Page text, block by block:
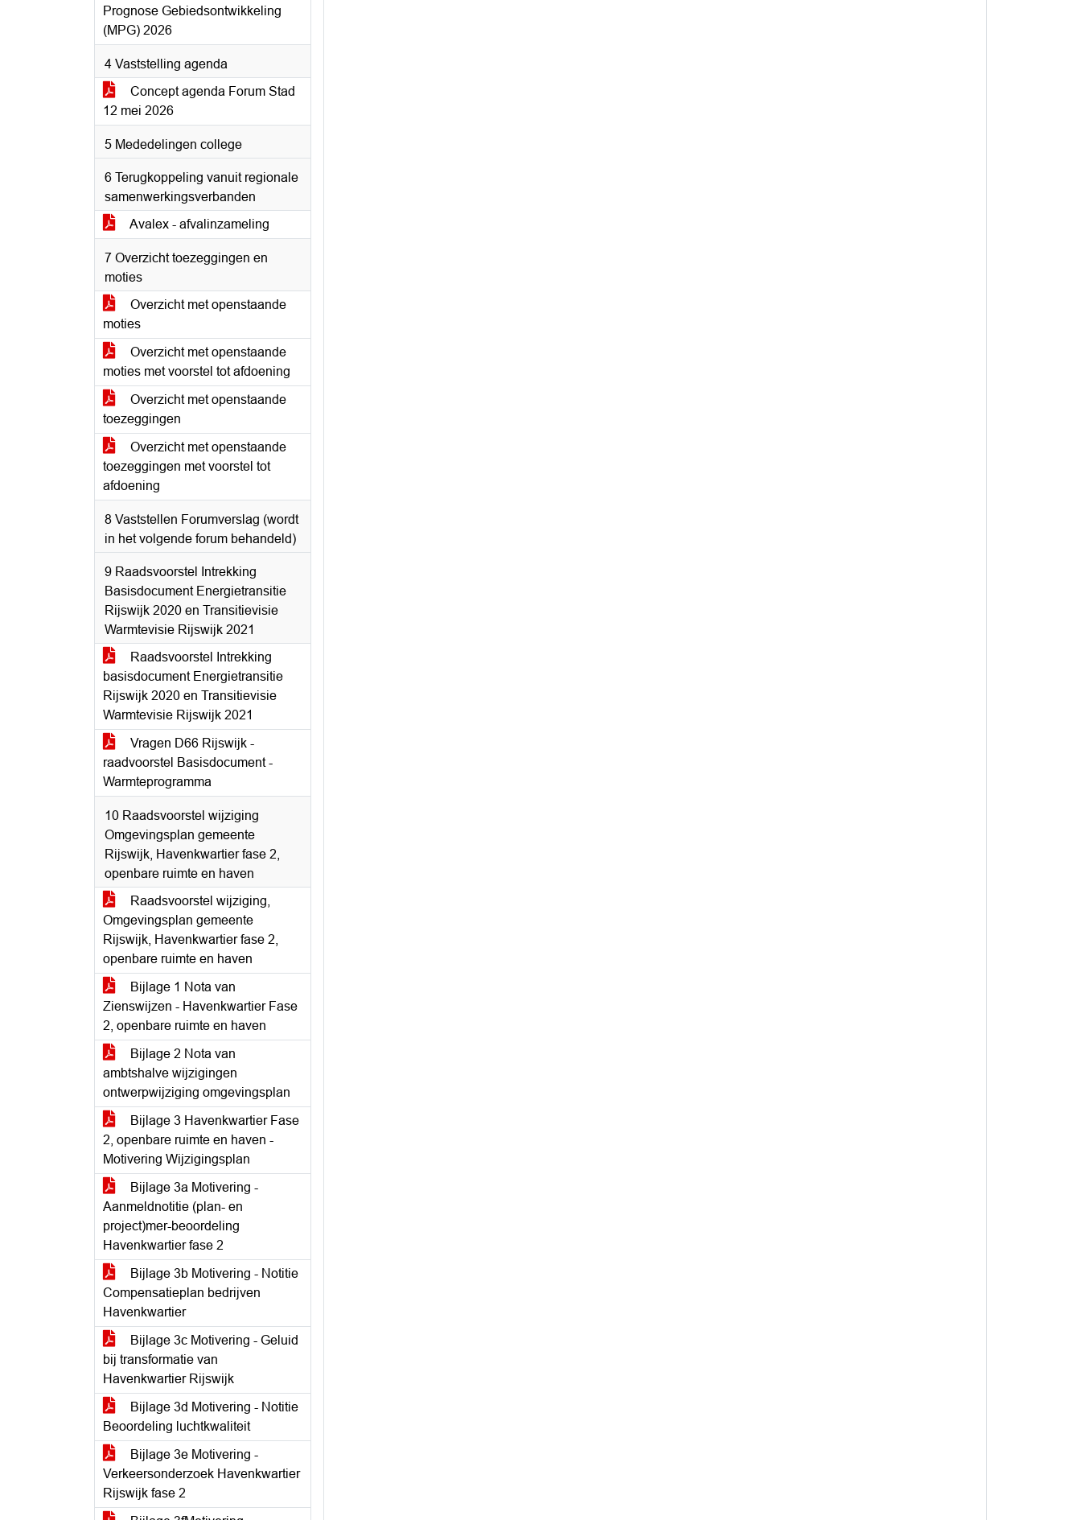
Prognose Gebiedsontwikkeling
(MPG) 2026
4 Vaststelling agenda
Concept agenda Forum Stad
12 mei 2026
5 Mededelingen college
6 Terugkoppeling vanuit regionale
samenwerkingsverbanden
Avalex - afvalinzameling
7 Overzicht toezeggingen en
moties
Overzicht met openstaande
moties
Overzicht met openstaande
moties met voorstel tot afdoening
Overzicht met openstaande
toezeggingen
Overzicht met openstaande
toezeggingen met voorstel tot
afdoening
8 Vaststellen Forumverslag (wordt
in het volgende forum behandeld)
9 Raadsvoorstel Intrekking
Basisdocument Energietransitie
Rijswijk 2020 en Transitievisie
Warmtevisie Rijswijk 2021
Raadsvoorstel Intrekking
basisdocument Energietransitie
Rijswijk 2020 en Transitievisie
Warmtevisie Rijswijk 2021
Vragen D66 Rijswijk -
raadvoorstel Basisdocument -
Warmteprogramma
10 Raadsvoorstel wijziging
Omgevingsplan gemeente
Rijswijk, Havenkwartier fase 2,
openbare ruimte en haven
Raadsvoorstel wijziging,
Omgevingsplan gemeente
Rijswijk, Havenkwartier fase 2,
openbare ruimte en haven
Bijlage 1 Nota van
Zienswijzen - Havenkwartier Fase
2, openbare ruimte en haven
Bijlage 2 Nota van
ambtshalve wijzigingen
ontwerpwijziging omgevingsplan
Bijlage 3 Havenkwartier Fase
2, openbare ruimte en haven -
Motivering Wijzigingsplan
Bijlage 3a Motivering -
Aanmeldnotitie (plan- en
project)mer-beoordeling
Havenkwartier fase 2
Bijlage 3b Motivering - Notitie
Compensatieplan bedrijven
Havenkwartier
Bijlage 3c Motivering - Geluid
bij transformatie van
Havenkwartier Rijswijk
Bijlage 3d Motivering - Notitie
Beoordeling luchtkwaliteit
Bijlage 3e Motivering -
Verkeersonderzoek Havenkwartier
Rijswijk fase 2